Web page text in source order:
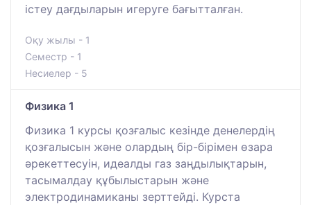
істеу дағдыларын игеруге бағытталған.
Оқу жылы - 1
Семестр - 1
Несиелер - 5
Физика 1
Физика 1 курсы қозғалыс кезінде денелердің
қозғалысын және олардың бір-бірімен өзара
әрекеттесуін, идеалды газ заңдылықтарын,
тасымалдау құбылыстарын және
электродинамиканы зерттейді. Курста